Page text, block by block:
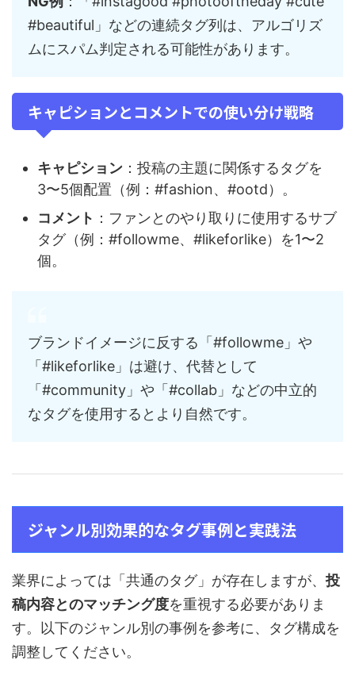
#beautiful」などの連続タグ列は、アルゴリズ
ムにスパム判定される可能性があります。
キャピションとコメントでの使い分け戦略
キャピション ：投稿の主題に関係するタグを
3〜5個配置（例：#fashion、#ootd）。
コメント ：ファンとのやり取りに使用するサブ
タグ（例：#followme、#likeforlike）を1〜2
個。
ブランドイメージに反する「#followme」や
「#likeforlike」は避け、代替として
「#community」や「#collab」などの中立的
なタグを使用するとより自然です。
ジャンル別効果的なタグ事例と実践法
業界によっては「共通のタグ」が存在しますが、投
稿内容とのマッチング度を重視する必要がありま
す。以下のジャンル別の事例を参考に、タグ構成を
調整してください。